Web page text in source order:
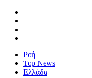
Ροή
Top News
Ελλάδα